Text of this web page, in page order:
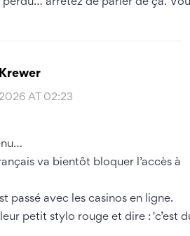
perdu… arrêtez de parler de ça.
AT 02:23
va bientôt bloquer l’accès à
passé avec les casinos en ligne.
petit stylo rouge et dire : 'c’est